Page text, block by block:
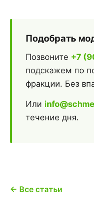
Подобрать
Позвоните +7
подскажем по
фракции. Без
Или
течение дня.
← Все статьи